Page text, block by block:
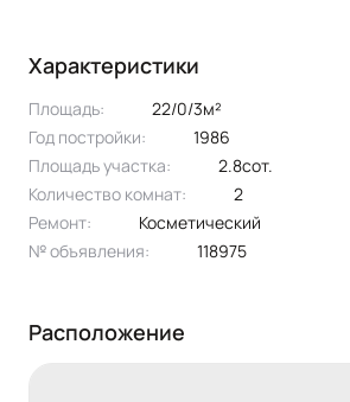
Характеристики
Площадь: 22/0/3м²
Год постройки:
1986
Площадь участка:
2.8сот.
Количество комнат:
2
Ремонт:
Косметический
№ объявления:
118975
Расположение